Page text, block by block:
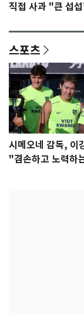
직접 사과 "큰 섭
스포츠
시메오네 감독, 이
"겸손하고 노력하